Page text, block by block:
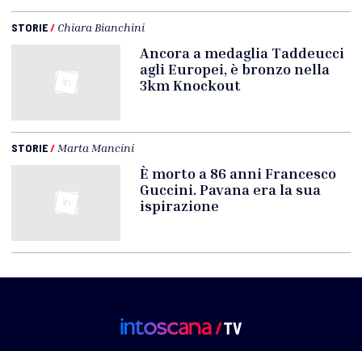
STORIE/ Chiara Bianchini
Ancora a medaglia Taddeucci
agli Europei, è bronzo nella
3km Knockout
STORIE/ Marta Mancini
È morto a 86 anni Francesco
Guccini. Pavana era la sua
ispirazione